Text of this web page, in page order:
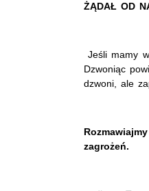
ŻĄDAŁ OD
Jeśli mamy
Dzwoniąc
dzwoni, ale
zagrożeń.